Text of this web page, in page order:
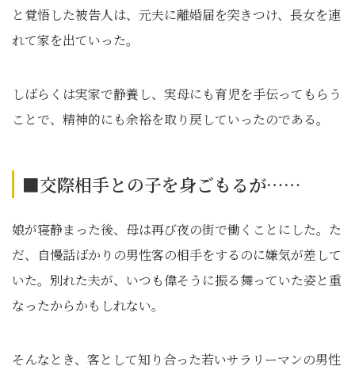
と覚悟した被告人は、元夫に離婚届を突きつけ、長女を連
れて家を出ていった。
しばらくは実家で静養し、実母にも育児を手伝ってもらう
ことで、精神的にも余裕を取り戻していったのである。
■交際相手との子を身ごもるが……
娘が寝静まった後、母は再び夜の街で働くことにした。た
だ、自慢話ばかりの男性客の相手をするのに嫌気が差して
いた。別れた夫が、いつも偉そうに振る舞っていた姿と重
なったからかもしれない。
そんなとき、客として知り合った若いサラリーマンの男性